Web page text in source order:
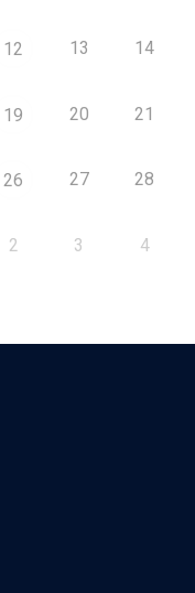
12 13 14
19 20 21
26 27 28
2 3 4